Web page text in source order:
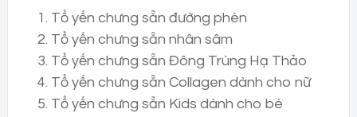
Tổ yến chưng sẵn đường phèn
Tổ yến chưng sẵn nhân sâm
Tổ yến chưng sẵn Đông Trùng Hạ Thảo
Tổ yến chưng sẵn Collagen dành cho nữ
Tổ yến chưng sẵn Kids dành cho bé